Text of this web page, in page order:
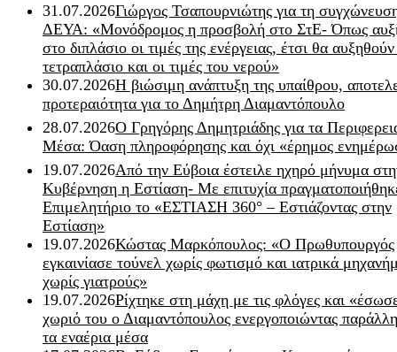
31.07.2026Γιώργος Τσαπουρνιώτης για τη
ΔΕΥΑ: «Μονόδρομος η προσβολή στο ΣτΕ- Όπως
στο διπλάσιο οι τιμές της ενέργειας, έτσι θα
τετραπλάσιο και οι τιμές του νερού»
30.07.2026Η βιώσιμη ανάπτυξη της υπαίθρου,
προτεραιότητα για το Δημήτρη Διαμαντόπουλο
28.07.2026Ο Γρηγόρης Δημητριάδης για τα
Μέσα: Όαση πληροφόρησης και όχι «έρημος
19.07.2026Από την Εύβοια έστειλε ηχηρό μήνυμα
Κυβέρνηση η Εστίαση- Με επιτυχία
Επιμελητήριο το «ΕΣΤΙΑΣΗ 360° – Εστιάζοντας στην
Εστίαση»
19.07.2026Κώστας Μαρκόπουλος: «Ο Πρωθυπουργός
εγκαινίασε τούνελ χωρίς φωτισμό και ιατρικά
χωρίς γιατρούς»
19.07.2026Ρίχτηκε στη μάχη με τις φλόγες και
χωριό του ο Διαμαντόπουλος ενεργοποιώντας
τα εναέρια μέσα